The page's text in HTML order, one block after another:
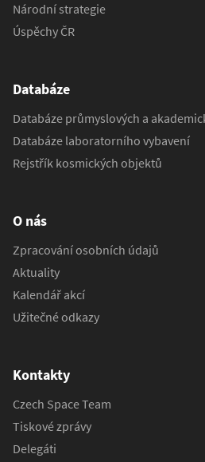
Národní strategie
Úspěchy ČR
Databáze
Databáze průmyslových a
Databáze laboratorního vybavení
Rejstřík kosmických objektů
O nás
Zpracování osobních údajů
Aktuality
Kalendář akcí
Užitečné odkazy
Kontakty
Czech Space Team
Tiskové zprávy
Delegáti